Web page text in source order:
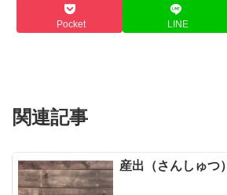
Pocket LINE
関連記事
産出（さんしゅつ）